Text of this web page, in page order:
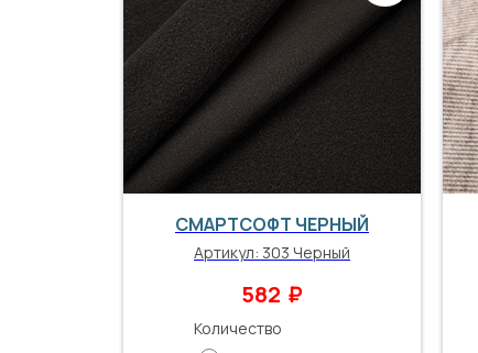
СМАРТСОФТ ЧЕРНЫЙ
Артикул: 303 Черный
582 ₽
Количество